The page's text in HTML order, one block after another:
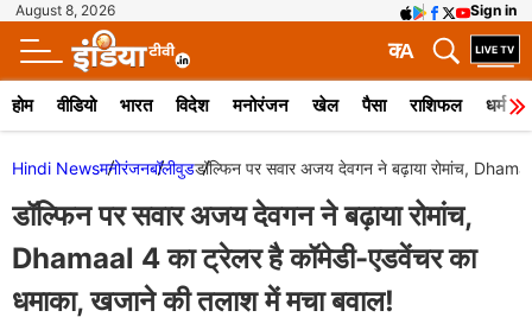
August 8, 2026 Sign in
A
क
होम वीडियो भारत विदेश मनोरंजन खेल पैसा राशिफल धर्म
Hindi Newsमनोरंजनबॉलीवुडडॉल्फिन पर सवार अजय देवगन ने बढ़ाया रोमांच,
डॉल्फिन पर सवार अजय देवगन ने बढ़ाया रोमांच,
Dhamaal 4 का ट्रेलर है कॉमेडी-एडवेंचर का
धमाका, खजाने की तलाश में मचा बवाल!